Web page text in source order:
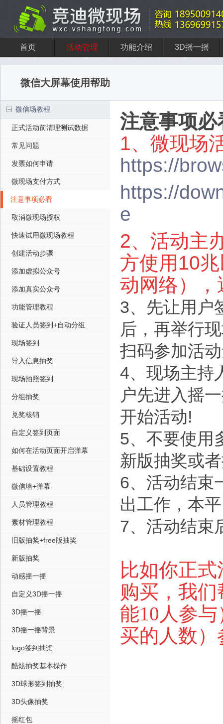
首页 活动管理 功能介绍 3D摇一摇
微信大屏幕使用帮助
微信场教程
正式活动前清理测试数据
常见问题
发票如何申请
微现场支付方式
注意事项必看
取消微现场授权
快速试用微现场教程
创建活动步骤
添加虚拟公众号
添加真实公众号
功能管理教程
验证人员签到+自动分组
现场签到
导入信息抽奖
现场拍照签到
分组抽奖
兑奖核销
自定义签到页面
如何在活动页面开启弹幕
基础设置教程
微信墙+弹幕
人员管理教程
素材管理教程
旧版抽奖+free版抽奖
新版抽奖
动感摇一摇
自定义3D摇一摇
3D摇一摇
3D摇一摇背景
logo签到抽奖
酷炫抽奖基本操作
3D球形签到抽奖
3D头像抽奖
摇红包
注意事项必
1、微现场
https://
https://
e
2、活动主
方使用10
动网络）
3、先让用户
后，再举行
扫码参加活
4、现场主持
户先进入摇
开始活动!
5、不要使用
新版抽奖或
6、活动结束
出工作，本
7、活动结束
比如你正
购买， 我们
能10人参与
买的人数